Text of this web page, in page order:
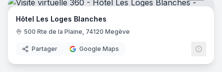
Hôtel Les Loges Blanches
500 Rte de la Plaine, 74120 Megève
Partager Google Maps
17